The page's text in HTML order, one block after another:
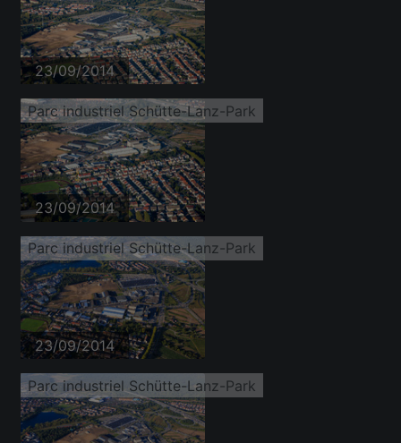
23/09/2014
Parc industriel Schütte-Lanz-Park
23/09/2014
Parc industriel Schütte-Lanz-Park
23/09/2014
Parc industriel Schütte-Lanz-Park